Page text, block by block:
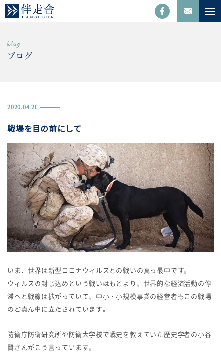
ブログ
2020.04.20
戦場を目の前にして
いま、世界は新型コロナウィルスとの戦いの真っ最中です。
ウィルスの封じ込めという戦いはもとより、世界的な経済活動の停
滞へと戦線は拡がっていて、中小・小規模事業の経営者もこの戦場
のど真ん中に立たされています。
防衛庁防衛研究所や防衛大学校で戦史を教えていた歴史学者の小谷
賢さんがこう言っています。